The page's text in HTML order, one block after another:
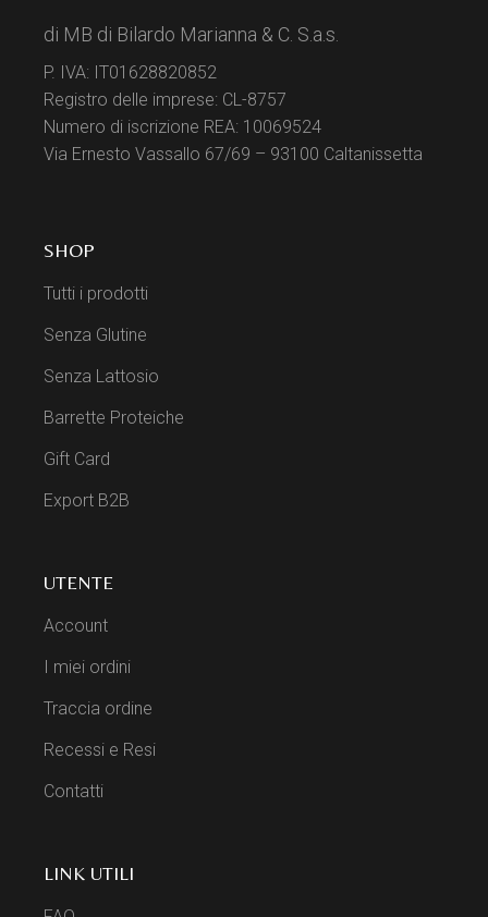
di MB di Bilardo Marianna & C. S.a.s.
P. IVA: IT01628820852
Registro delle imprese: CL-8757
Numero di iscrizione REA: 10069524
Via Ernesto Vassallo 67/69 – 93100 Caltanissetta
SHOP
Tutti i prodotti
Senza Glutine
Senza Lattosio
Barrette Proteiche
Gift Card
Export B2B
UTENTE
Account
I miei ordini
Traccia ordine
Recessi e Resi
Contatti
LINK UTILI